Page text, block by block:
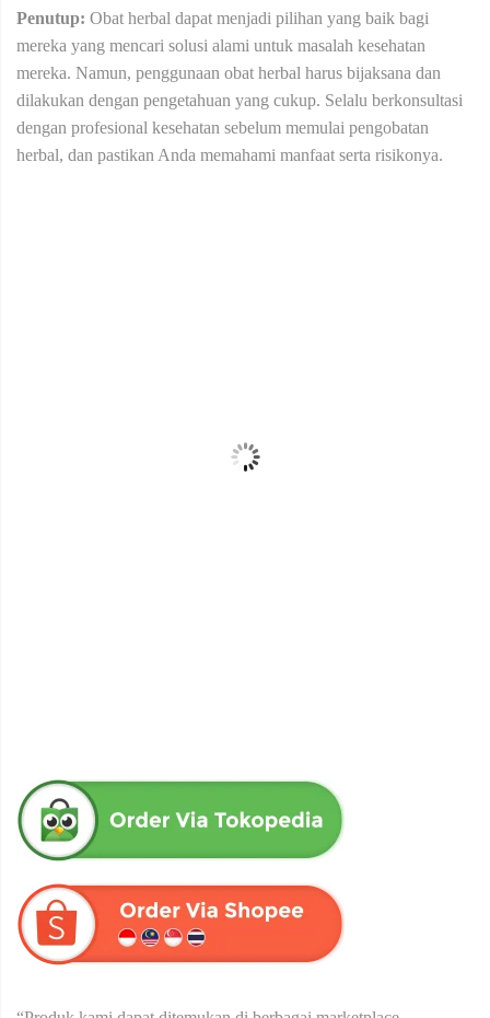
Penutup: Obat herbal dapat menjadi pilihan yang baik bagi
mereka yang mencari solusi alami untuk masalah kesehatan
mereka. Namun, penggunaan obat herbal harus bijaksana dan
dilakukan dengan pengetahuan yang cukup. Selalu berkonsultasi
dengan profesional kesehatan sebelum memulai pengobatan
herbal, dan pastikan Anda memahami manfaat serta risikonya.